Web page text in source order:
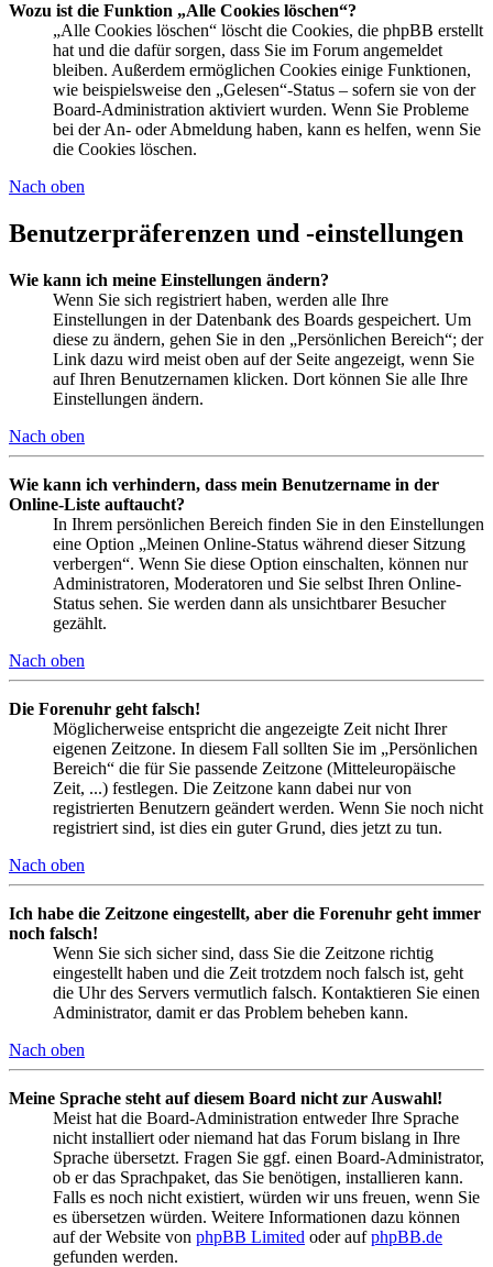
Wozu ist die Funktion „Alle Cookies löschen“?
„Alle Cookies löschen“ löscht die Cookies, die phpBB erstellt
hat und die dafür sorgen, dass Sie im Forum angemeldet
bleiben. Außerdem ermöglichen Cookies einige Funktionen,
wie beispielsweise den „Gelesen“-Status – sofern sie von der
Board-Administration aktiviert wurden. Wenn Sie Probleme
bei der An- oder Abmeldung haben, kann es helfen, wenn Sie
die Cookies löschen.
Nach oben
Benutzerpräferenzen und -einstellungen
Wie kann ich meine Einstellungen ändern?
Wenn Sie sich registriert haben, werden alle Ihre
Einstellungen in der Datenbank des Boards gespeichert. Um
diese zu ändern, gehen Sie in den „Persönlichen Bereich“; der
Link dazu wird meist oben auf der Seite angezeigt, wenn Sie
auf Ihren Benutzernamen klicken. Dort können Sie alle Ihre
Einstellungen ändern.
Nach oben
Wie kann ich verhindern, dass mein Benutzername in der
Online-Liste auftaucht?
In Ihrem persönlichen Bereich finden Sie in den Einstellungen
eine Option „Meinen Online-Status während dieser Sitzung
verbergen“. Wenn Sie diese Option einschalten, können nur
Administratoren, Moderatoren und Sie selbst Ihren Online-
Status sehen. Sie werden dann als unsichtbarer Besucher
gezählt.
Nach oben
Die Forenuhr geht falsch!
Möglicherweise entspricht die angezeigte Zeit nicht Ihrer
eigenen Zeitzone. In diesem Fall sollten Sie im „Persönlichen
Bereich“ die für Sie passende Zeitzone (Mitteleuropäische
Zeit, ...) festlegen. Die Zeitzone kann dabei nur von
registrierten Benutzern geändert werden. Wenn Sie noch nicht
registriert sind, ist dies ein guter Grund, dies jetzt zu tun.
Nach oben
Ich habe die Zeitzone eingestellt, aber die Forenuhr geht immer
noch falsch!
Wenn Sie sich sicher sind, dass Sie die Zeitzone richtig
eingestellt haben und die Zeit trotzdem noch falsch ist, geht
die Uhr des Servers vermutlich falsch. Kontaktieren Sie einen
Administrator, damit er das Problem beheben kann.
Nach oben
Meine Sprache steht auf diesem Board nicht zur Auswahl!
Meist hat die Board-Administration entweder Ihre Sprache
nicht installiert oder niemand hat das Forum bislang in Ihre
Sprache übersetzt. Fragen Sie ggf. einen Board-Administrator,
ob er das Sprachpaket, das Sie benötigen, installieren kann.
Falls es noch nicht existiert, würden wir uns freuen, wenn Sie
es übersetzen würden. Weitere Informationen dazu können
auf der Website von phpBB Limited oder aufphpBB.de
gefunden werden.